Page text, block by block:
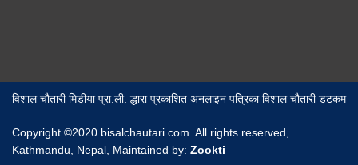
विशाल चौतारी मिडीया प्रा.ली. द्धारा प्रकाशित अनलाइन पत्रिका विशाल चौतारी डटकम
Copyright ©2020 bisalchautari.com. All rights reserved,
Kathmandu, Nepal, Maintained by: Zookti